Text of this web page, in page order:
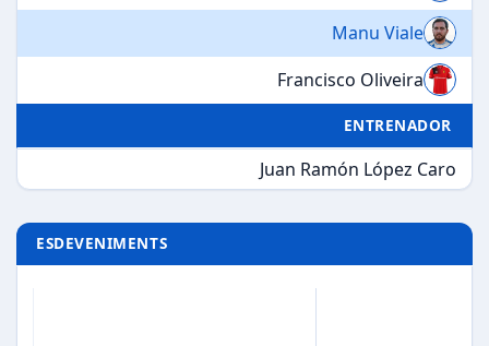
Manu Viale
Francisco Oliveira
ENTRENADOR
Juan Ramón López Caro
ESDEVENIMENTS